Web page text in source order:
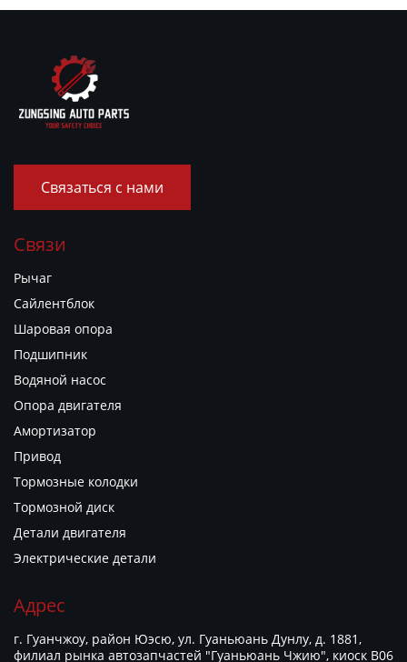
Связаться с нами
Связи
Рычаг
Сайлентблок
Шаровая опора
Подшипник
Водяной насос
Опора двигателя
Амортизатор
Привод
Тормозные колодки
Тормозной диск
Детали двигателя
Электрические детали
Адрес
г. Гуанчжоу, район Юэсю, ул. Гуаньюань Дунлу, д. 1881,
филиал рынка автозапчастей "Гуаньюань Чжию", киоск B06